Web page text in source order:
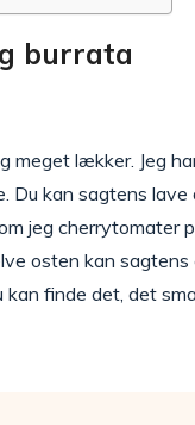
burrata
meget lækker. Jeg
Du kan sagtens lave
jeg cherrytomater
osten kan
finde det, det